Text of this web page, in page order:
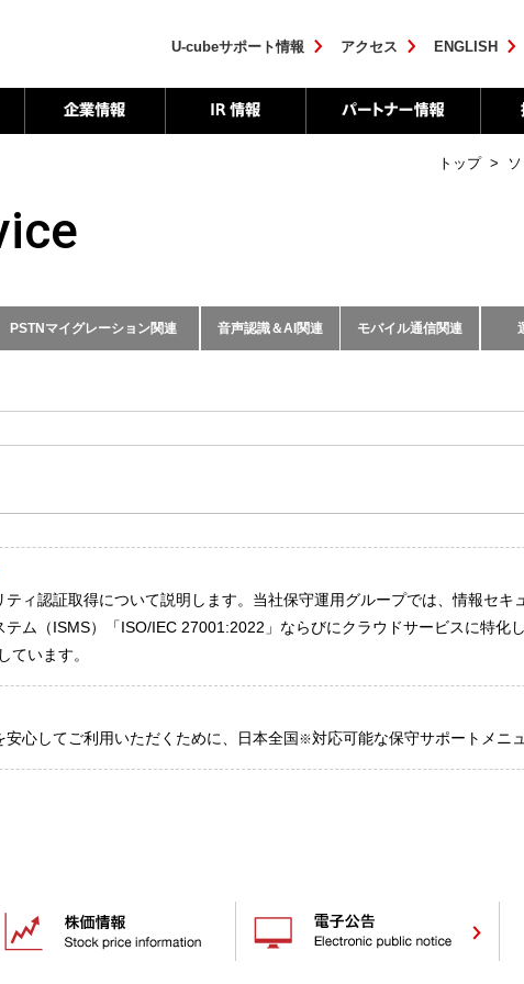
U-cubeサポート情報 アクセス ENGLISH
トップ >
PSTNマイグレーション関連 音声認識＆AI関連 モバイル通信関連
ィ認証取得について説明します。当社保守運用グループでは、情報セキ
ム（ISMS）「ISO/IEC 27001:2022」ならびにクラウドサービスに特化
ています。
心してご利用いただくために、日本全国 ※対応可能な保守サポートメニ